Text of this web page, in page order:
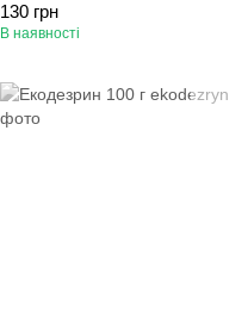
130 грн
В наявності